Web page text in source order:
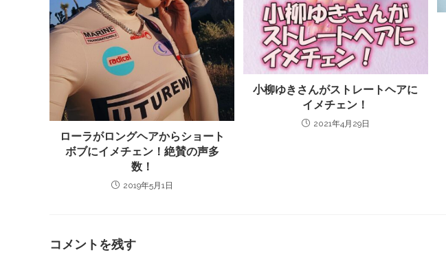
ローラがロングヘアからショート
ボブにイメチェン！絶賛の声多
数！
2019年5月1日
小柳ゆきさんがストレートヘアに
イメチェン！
2021年4月29日
コメントを残す